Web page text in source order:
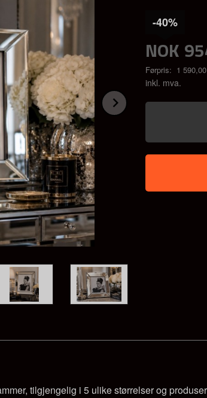
Next
NOK
Førpris: 1 590,00
Rabatt
-40%
inkl. mva.
tilgjengelig i 5 ulike størrelser og